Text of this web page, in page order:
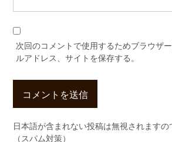
次回のコメントで使用するためブラウザ
ルアドレス、サイトを保存する。
日本語が含まれない投稿は無視されますの
（スパム対策）